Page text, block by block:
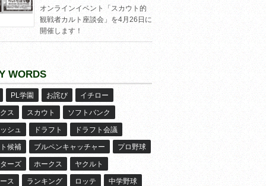
オンラインイベント「スカウト的
観戦者カルト座談会」を4月26日に
開催します！
WORDS
PL学園 お詫び イチロー
ス スカウト ソフトバンク
シュ ドラフト ドラフト会議
候補 ブルペンキャッチャー プロ野球
ーズ ホークス ヤクルト
ス ランキング ロッテ 中学野球